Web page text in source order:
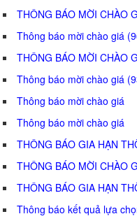
THÔNG BÁO MỜI CHÀO
Thông báo mời chào giá
THÔNG BÁO MỜI CHÀO
Thông báo mời chào giá
Thông báo mời chào giá
Thông báo mời chào giá
THÔNG BÁO GIA HẠN
THÔNG BÁO MỜI CHÀO
THÔNG BÁO GIA HẠN
Thông báo kết quả lựa